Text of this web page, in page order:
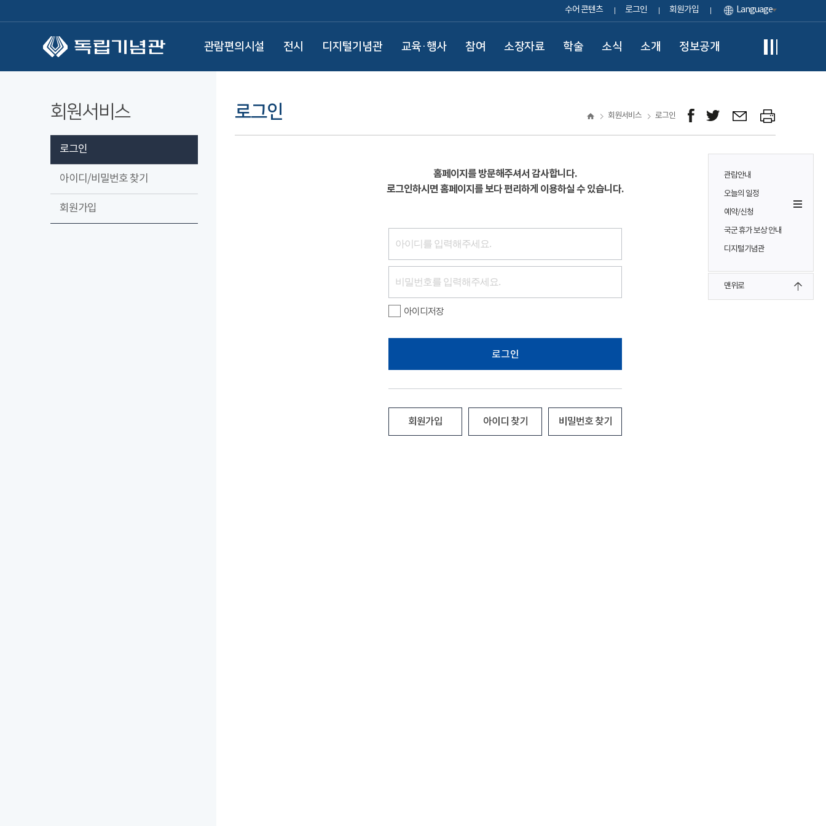
수어 콘텐츠 로그인 회원가입 Language
관람편의시설 전시 디지털기념관 교육·행사 참여 소장자료 학술 소식 소개 정보공개
관람안내
오늘의 일정
예약/신청
국군 휴가 보상 안내
디지털기념관
맨위로
회원서비스
로그인
아이디/비밀번호 찾기
회원가입
로그인 회원서비스 로그인
홈페이지를 방문해주셔서 감사합니다.
로그인하시면 홈페이지를 보다 편리하게 이용하실 수 있습니다.
아이디저장
로그인
회원가입 아이디 찾기 비밀번호 찾기